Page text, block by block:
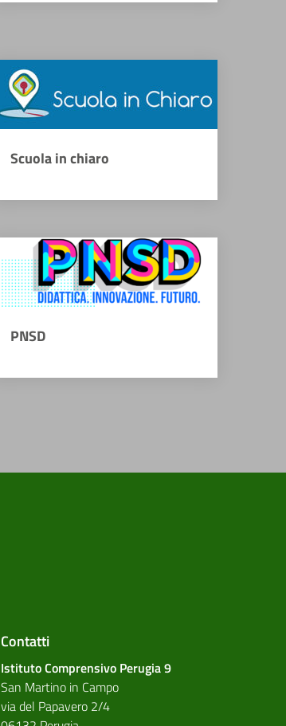
Scuola in chiaro
PNSD
Contatti
Istituto Comprensivo Perugia 9
San Martino in Campo
via del Papavero 2/4